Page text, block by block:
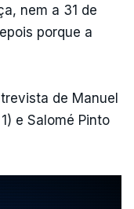
nem a 31 de
porque a
de Manuel
e Salomé Pinto